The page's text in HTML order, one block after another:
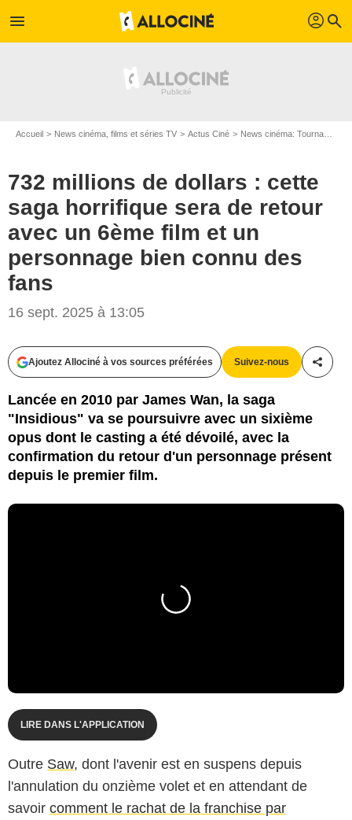
menu profil search
Accueil News cinéma, films et séries TV Actus Ciné News cinéma: Tournages
732 millions de dollars : cette
saga horrifique sera de retour
avec un 6ème film et un
personnage bien connu des
fans
16 sept. 2025 à 13:05
Ajoutez Allociné à vos sources préférées Suivez-nous
Lancée en 2010 par James Wan, la saga
"Insidious" va se poursuivre avec un sixième
opus dont le casting a été dévoilé, avec la
confirmation du retour d'un personnage présent
depuis le premier film.
LIRE DANS L'APPLICATION
Outre Saw, dont l'avenir est en suspens depuis
l'annulation du onzième volet et en attendant de
savoir comment le rachat de la franchise par